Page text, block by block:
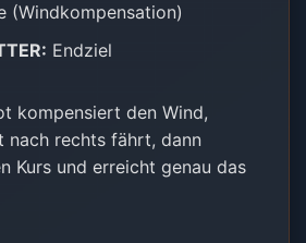
(Windkompensation)
Endziel
kompensiert den Wind,
nach rechts fährt, dann
Kurs und erreicht genau das